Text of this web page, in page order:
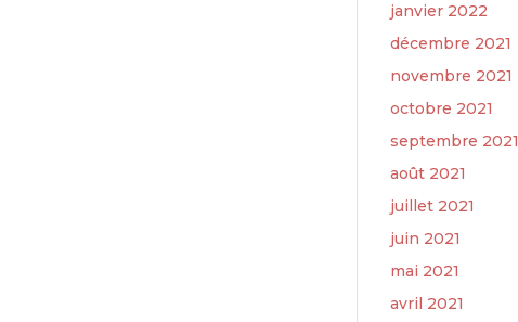
janvier 2022
décembre 2021
novembre 2021
octobre 2021
septembre 2021
août 2021
juillet 2021
juin 2021
mai 2021
avril 2021